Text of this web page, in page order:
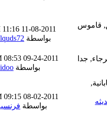
11-08-2011
11:16 PM
بواسطةalquds72
09-24-2011
08:53 AM
بواسطةeidoo
08-02-2011
09:15 AM
بواسطةفرنسيه